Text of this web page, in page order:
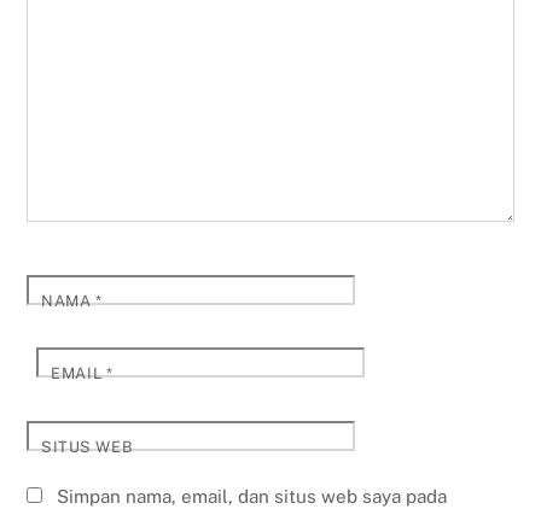
NAMA*
EMAIL*
SITUS WEB
Simpan nama, email, dan situs web saya pada